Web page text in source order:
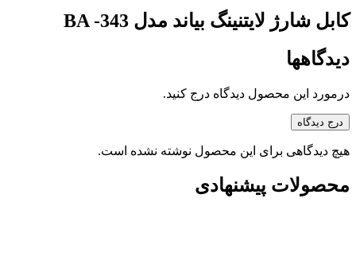
کابل شارژ لایتنینگ بیاند مدل BA -343
دیدگاهها
درمورد این محصول دیدگاه درج کنید.
درج دیدگاه
هیچ دیدگاهی برای این محصول نوشته نشده است.
محصولات پیشنهادی